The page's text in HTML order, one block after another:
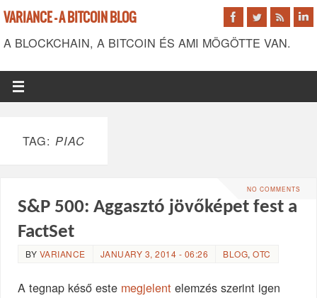
VARIANCE - A BITCOIN BLOG
A BLOCKCHAIN, A BITCOIN ÉS AMI MÖGÖTTE VAN.
TAG: PIAC
NO COMMENTS
S&P 500: Aggasztó jövőképet fest a
FactSet
BY VARIANCE JANUARY 3, 2014 - 06:26 BLOG,OTC
A tegnap késő este megjelent elemzés szerint igen